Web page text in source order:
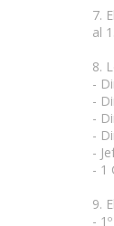
7.
al
8.
-
-
-
-
-
- 1
9.
-